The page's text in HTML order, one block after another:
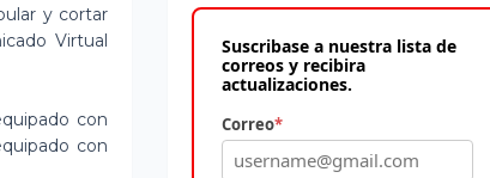
y cortar
Virtual
con
con
Suscribase a nuestra lista de
correos y recibira
actualizaciones.
Correo*